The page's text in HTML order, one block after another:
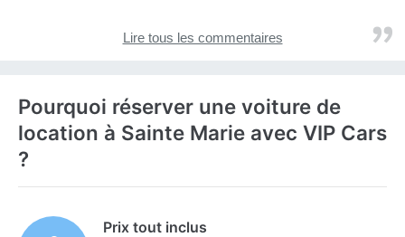
Lire tous les commentaires
Pourquoi réserver une voiture de
location à Sainte Marie avec VIP Cars
?
Prix tout inclus